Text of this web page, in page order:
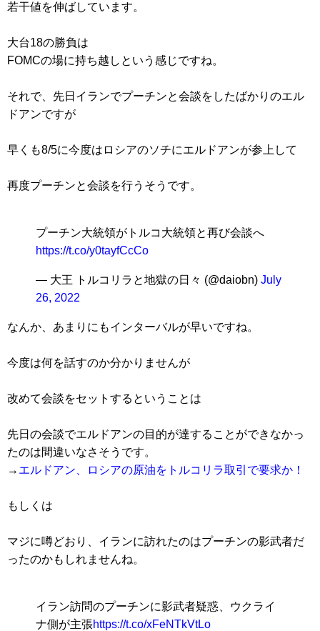
若干値を伸ばしています。
大台18の勝負は
FOMCの場に持ち越しという感じですね。
それで、先日イランでプーチンと会談をしたばかりのエル
ドアンですが
早くも8/5に今度はロシアのソチにエルドアンが参上して
再度プーチンと会談を行うそうです。
プーチン大統領がトルコ大統領と再び会談へ
https://t.co/y0tayfCcCo
— 大王 トルコリラと地獄の日々 (@daiobn) July
26, 2022
なんか、あまりにもインターバルが早いですね。
今度は何を話すのか分かりませんが
改めて会談をセットするということは
先日の会談でエルドアンの目的が達することができなかっ
たのは間違いなさそうです。
→ エルドアン、ロシアの原油をトルコリラ取引で要求か！
もしくは
マジに噂どおり、イランに訪れたのはプーチンの影武者だ
ったのかもしれませんね。
イラン訪問のプーチンに影武者疑惑、ウクライ
ナ側が主張https://t.co/xFeNTkVtLo